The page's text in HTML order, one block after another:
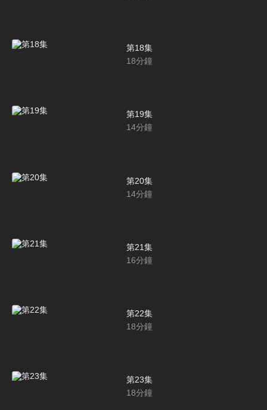
第18集
18分鐘
第19集
14分鐘
第20集
14分鐘
第21集
16分鐘
第22集
18分鐘
第23集
18分鐘